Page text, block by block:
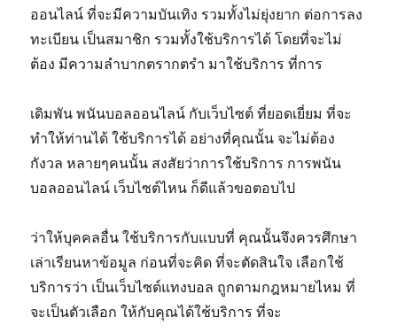
ออนไลน์ ที่จะมีความบันเทิง รวมทั้งไม่ยุ่งยาก ต่อการลง
ทะเบียน เป็นสมาชิก รวมทั้งใช้บริการได้ โดยที่จะไม่
ต้อง มีความลำบากตรากตรำ มาใช้บริการ ที่การ
เดิมพัน พนันบอลออนไลน์ กับเว็บไซต์ ที่ยอดเยี่ยม ที่จะ
ทำให้ท่านได้ ใช้บริการได้ อย่างที่คุณนั้น จะไม่ต้อง
กังวล หลายๆคนนั้น สงสัยว่าการใช้บริการ การพนัน
บอลออนไลน์ เว็บไซต์ไหน ก็ดีแล้วขอตอบไป
ว่าให้บุคคลอื่น ใช้บริการกับแบบที่ คุณนั้นจึงควรศึกษา
เล่าเรียนหาข้อมูล ก่อนที่จะคิด ที่จะตัดสินใจ เลือกใช้
บริการว่า เป็นเว็บไซต์แทงบอล ถูกตามกฎหมายไหม ที่
จะเป็นตัวเลือก ให้กับคุณได้ใช้บริการ ที่จะ